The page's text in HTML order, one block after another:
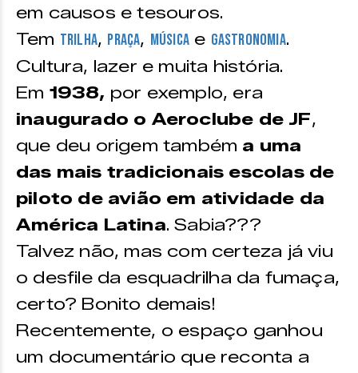
em causos e tesouros.
Tem trilha, praça, música e gastronomia.
Cultura, lazer e muita história.
Em 1938, por exemplo, era
inaugurado o Aeroclube de JF,
que deu origem também a uma
das mais tradicionais escolas de
piloto de avião em atividade da
América Latina. Sabia???
Talvez não, mas com certeza já viu
o desfile da esquadrilha da fumaça,
certo? Bonito demais!
Recentemente, o espaço ganhou
um documentário que reconta a